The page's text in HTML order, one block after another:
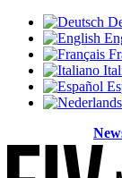
News